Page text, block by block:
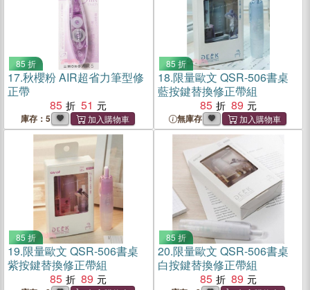
85 折
17.秋櫻粉 AIR超省力筆型修
正帶
85
51
庫存：5
85 折
18.限量歐文 QSR-506書桌
藍按鍵替換修正帶組
85
89
無庫存
85 折
19.限量歐文 QSR-506書桌
紫按鍵替換修正帶組
85
89
85 折
20.限量歐文 QSR-506書桌
白按鍵替換修正帶組
85
89